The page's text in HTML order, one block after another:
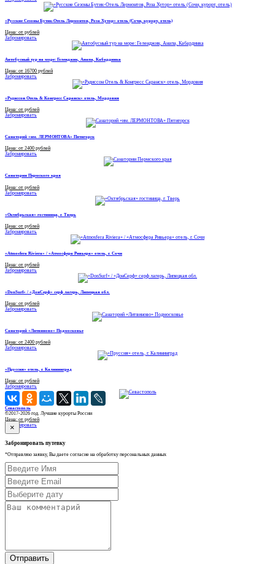
«Русские Сезоны Бутик-Отель Лермонтов, Роза Хутор» отель (Сочи, курорт, отель)
Цена: от рублей
Забронировать
Автобусный тур на море: Геленджик, Анапа, Кабардинка
Цена: от 16700 рублей
Забронировать
«Рэдиссон Отель & Конгресс Саранск» отель, Мордовия
Цена: от рублей
Забронировать
Санаторий «им. ЛЕРМОНТОВА» Пятигорск
Цена: от 2400 рублей
Забронировать
Санатории Пермского края
Цена: от рублей
Забронировать
«Октябрьская» гостиница, г. Тверь
Цена: от рублей
Забронировать
«Atmosfera Riviera» / «Атмосфера Ривьера» отель, г. Сочи
Цена: от рублей
Забронировать
«DonSurf» / «ДонСерф» серф лагерь, Липецкая обл.
Цена: от рублей
Забронировать
Санаторий «Литвиново» Подмосковье
Цена: от 2400 рублей
Забронировать
«Пруссия» отель, г. Калининград
Цена: от рублей
Забронировать
Севастополь
Цена: от рублей
Забронировать
©2017-2026 год. Лучшие курорты России
×
Забронировать путевку
*Отправляю заявку, Вы даете согласие на обработку персональных данных
Отправить